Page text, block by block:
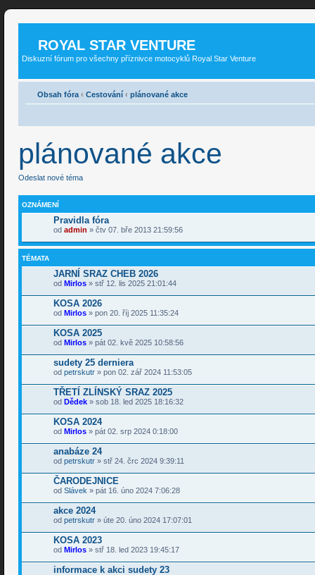
ROYAL STAR VENTURE
Diskuzní fórum pro všechny příznivce motocyklů Royal Star Venture
Obsah fóra ‹ Cestování ‹ plánované akce
plánované akce
Odeslat nové téma
OZNÁMENÍ
Pravidla fóra
od admin » čtv 07. bře 2013 21:59:56
TÉMATA
JARNÍ SRAZ CHEB 2026
od Mirlos » stř 12. lis 2025 21:01:44
KOSA 2026
od Mirlos » pon 20. říj 2025 11:35:24
KOSA 2025
od Mirlos » pát 02. kvě 2025 10:58:56
sudety 25 derniera
od petrskutr » pon 02. zář 2024 11:53:05
TŘETÍ ZLÍNSKÝ SRAZ 2025
od Dědek » sob 18. led 2025 18:16:32
KOSA 2024
od Mirlos » pát 02. srp 2024 0:18:00
anabáze 24
od petrskutr » stř 24. črc 2024 9:39:11
ČARODEJNICE
od Slávek » pát 16. úno 2024 7:06:28
akce 2024
od petrskutr » úte 20. úno 2024 17:07:01
KOSA 2023
od Mirlos » stř 18. led 2023 19:45:17
informace k akci sudety 23